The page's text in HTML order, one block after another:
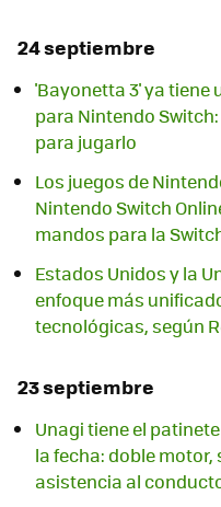
24 septiembre
'Bayonetta 3' ya tiene
para Nintendo
para jugarlo
Los juegos de
Nintendo Switch
mandos para la
Estados Unidos y la
enfoque más
tecnológicas, según
23 septiembre
Unagi tiene el
la fecha: doble
asistencia al